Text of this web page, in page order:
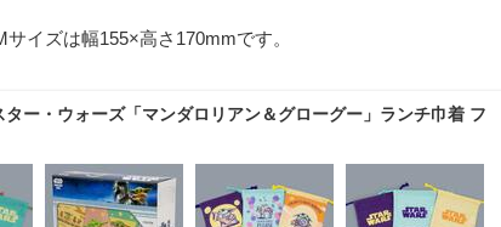
イズは幅155×高さ170mmです。
ター・ウォーズ「マンダロリアン＆グローグー」ランチ巾着 フ